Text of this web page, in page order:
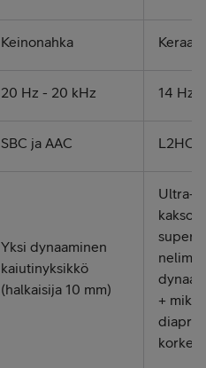
Keinonahka
20 Hz - 20 kHz 14 Hz
SBC ja AAC L2HC,
Yksi dynaaminen
kaiutinyksikkö
(halkaisija 10 mm)
Ultra-
+